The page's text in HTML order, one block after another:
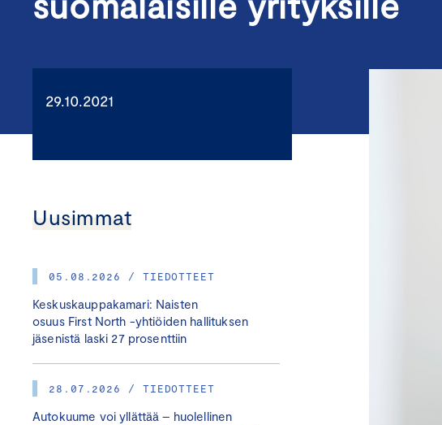
29.10.2021
Uusimmat
05.08.2026 / TIEDOTTEET
Keskuskauppakamari: Naisten
osuus First North -yhtiöiden hallituksen
jäsenistä laski 27 prosenttiin
28.07.2026 / TIEDOTTEET
Autokuume voi yllättää – huolellinen